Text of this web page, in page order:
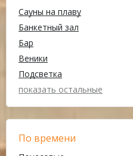
Сауны на плаву
Банкетный зал
Бар
Веники
Подсветка
показать остальные
По времени